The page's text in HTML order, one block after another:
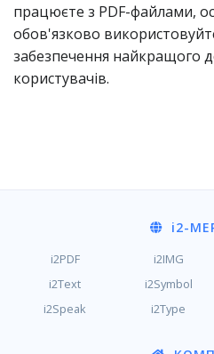
працюєте з PDF-файлами,
обов'язково
забезпечення найкращого
користувачів.
i2-
i2PDF i2IMG
i2Text
i2Symbol
i2Speak
i2Type